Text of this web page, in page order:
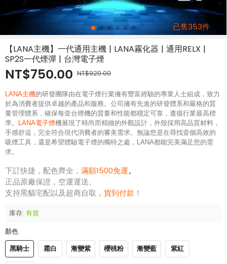
已售353件
【LANA主機】一代通用主機 | LANA霧化器 | 通用RELX |
SP2S一代煙彈 | 台灣電子煙
NT$750.00 NT$920.00
LANA主機的研發團隊由在電子煙行業擁有豐富經驗的專業人士組成，致力
於為消費者提供卓越的產品和服務。公司擁有先進的研發體系和嚴格的質
量管理體系，確保每壹台煙機的質量和性能都穩定可靠，遵循行業最高標
準。
LANA電子煙機展現了時尚而精緻的外觀設計，外殼採用高品質材料，
手感舒這，完全符合現代消費者的審美需求。無論您是在尋找壹個高效的
吸煙工具，還是希望體驗電子煙的獨特之處，LANA都能完美滿足您的需
求。
下訂快捷，配色齊全， 滿額1500免運。
正品原廠保證，空運運送。
支持黑貓宅配以及超商自取， 貨到付款 ！
庫存: 有貨
顏色
黑騎士 霜白 漸變紫 櫻桃粉 漸變藍
紫紅